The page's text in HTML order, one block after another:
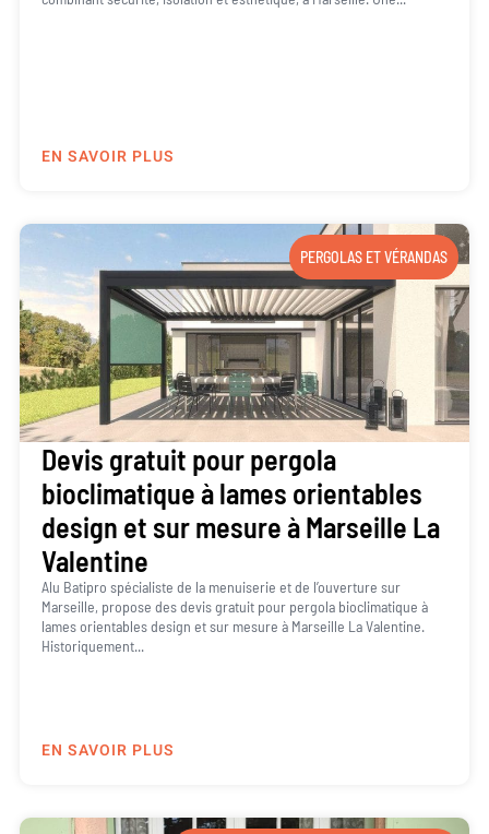
EN SAVOIR PLUS
PERGOLAS ET VÉRANDAS
Devis gratuit pour pergola
bioclimatique à lames orientables
design et sur mesure à Marseille La
Valentine
Alu Batipro spécialiste de la menuiserie et de l’ouverture sur
Marseille, propose des devis gratuit pour pergola bioclimatique à
lames orientables design et sur mesure à Marseille La Valentine.
Historiquement...
EN SAVOIR PLUS